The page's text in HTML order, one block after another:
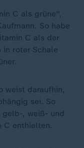
C als grüne",
So habe
C als der
in roter Schale
weist daraufhin,
sei. So
, weiß- und
C enthielten.